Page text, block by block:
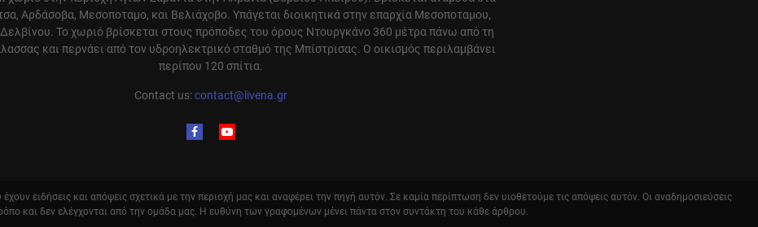
Αρδάσοβα, Μεσοποταμο, και Βελιάχοβο. Υπάγεται διοικητικά στην επαρχία Μεσοποταμου,
Το χωριό βρίσκεται στους πρόποδες του όρους Ντουργκάνο 360 μέτρα πάνω από τη
και περνάει από τον υδροηλεκτρικό σταθμό της Μπίστρισας. Ο οικισμός περιλαμβάνει
περίπου 120 σπίτια.
Contact us:contact@livena.gr
ειδήσεις και απόψεις σχετικά με την περιοχή μας και αναφέρει την πηγή αυτόν. Σε καμία περίπτωση δεν υιοθετούμε τις απόψεις αυτόν. Οι αναδημοσιεύσεις
και δεν ελέγχονται από την ομάδα μας. Η ευθύνη των γραφομένων μένει πάντα στον συντάκτη του κάθε άρθρου.